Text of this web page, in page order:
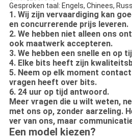
Gesproken taal: Engels, Chinees,
1. Wij zijn vervaardiging kan
en concurrerende prijs leveren.
2. We hebben niet alleen ons
ook maatwerk accepteren.
3. We hebben een snelle en op
4. Elke bits heeft zijn
5. Neem op elk moment
vragen heeft over bits.
6. 24 uur op tijd antwoord.
Meer vragen die u wilt weten,
met ons op, zonder aarzeling.
ver van ons, maar
Een model kiezen?